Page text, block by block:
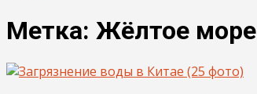
Метка: Жёлтое море